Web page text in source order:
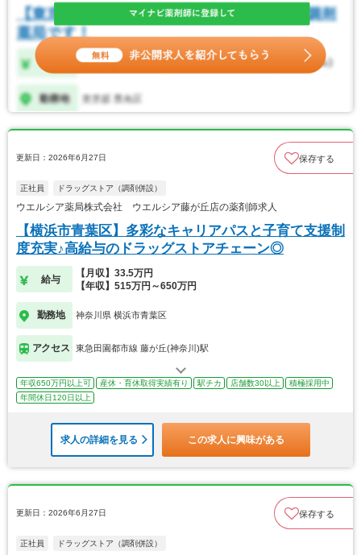
更新日：2026年6月27日 保存する
正社員 ドラッグストア（調剤併設）
ウエルシア薬局株式会社 ウエルシア藤が丘店の薬剤師求人
【横浜市青葉区】多彩なキャリアパスと子育て支援制
度充実♪高給与のドラッグストアチェーン◎
給与
【月収】33.5万円
【年収】515万円～650万円
勤務地 神奈川県 横浜市青葉区
アクセス 東急田園都市線 藤が丘(神奈川)駅
年収650万円以上可 産休・育休取得実績有り 駅チカ 店舗数30以上
積極採用中
年間休日120日以上
求人の詳細を見る この求人に興味がある
更新日：2026年6月27日 保存する
正社員 ドラッグストア（調剤併設）